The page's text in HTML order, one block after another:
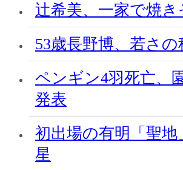
辻希美、一家で焼き
53歳長野博、若さの
ペンギン4羽死亡、
発表
初出場の有明「聖地
星